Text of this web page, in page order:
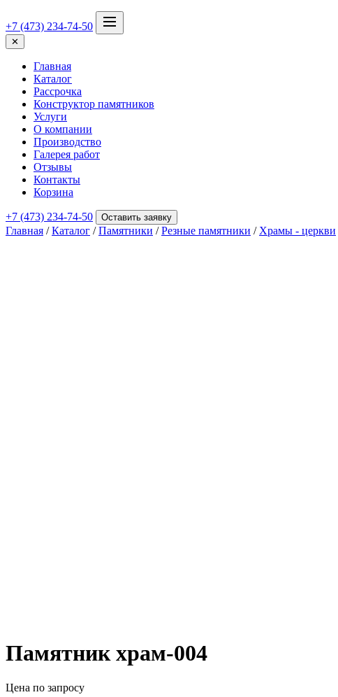
+7 (473) 234-74-50
✕
Главная
Каталог
Рассрочка
Конструктор памятников
Услуги
О компании
Производство
Галерея работ
Отзывы
Контакты
Корзина
+7 (473) 234-74-50 Оставить заявку
Главная /Каталог /Памятники /Резные памятники / Храмы - церкви
Памятник храм-004
Цена по запросу